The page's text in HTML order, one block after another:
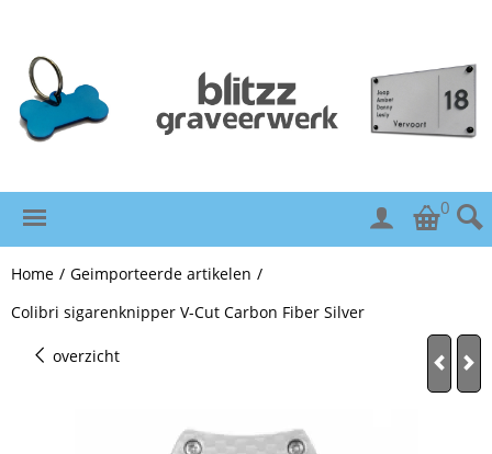
0
Home / Geimporteerde artikelen /
Colibri sigarenknipper V-Cut Carbon Fiber Silver
overzicht